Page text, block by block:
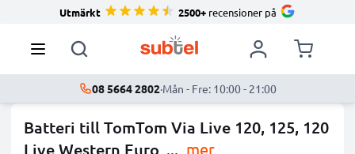
Utmärkt 2500+ recensioner på
08 5664 2802·Mån - Fre: 10:00 - 21:00
Batteri till TomTom Via Live 120, 125, 120
Live Western Euro ... mer